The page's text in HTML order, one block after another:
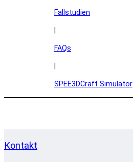
Fallstudien
FAQs
SPEE3DCraft Simulator
Kontakt